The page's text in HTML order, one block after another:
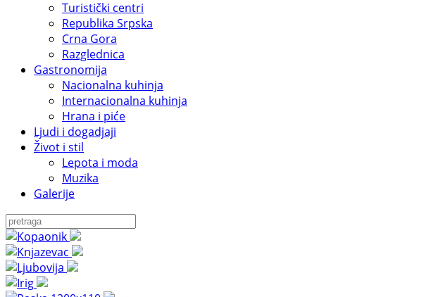
Turistički centri
Republika Srpska
Crna Gora
Razglednica
Gastronomija
Nacionalna kuhinja
Internacionalna kuhinja
Hrana i piće
Ljudi i dogadjaji
Život i stil
Lepota i moda
Muzika
Galerije